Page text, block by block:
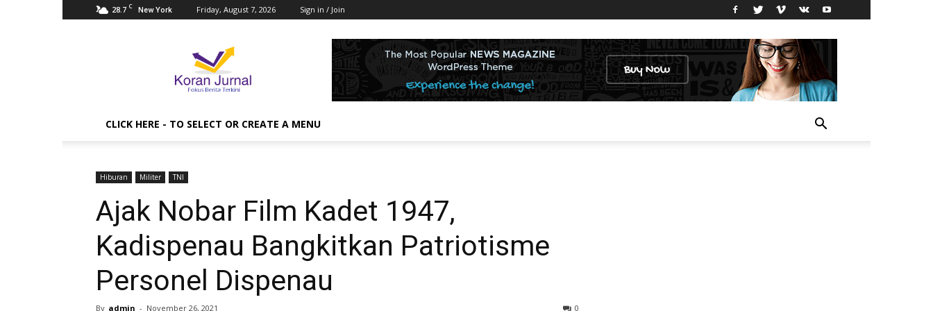
28.7 C New York Friday, August 7, 2026 Sign in / Join
CLICK HERE - TO SELECT OR CREATE A MENU
Hiburan Militer TNI
Ajak Nobar Film Kadet 1947,
Kadispenau Bangkitkan Patriotisme
Personel Dispenau
By admin - November 26, 2021 0